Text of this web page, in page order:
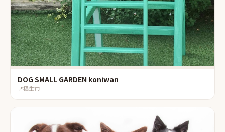
DOG SMALL GARDEN koniwan
📍福生市